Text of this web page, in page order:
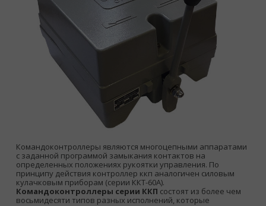
Командоконтроллеры являются многоцепными аппаратами
с заданной программой замыкания контактов на
определенных положениях рукоятки управления. По
принципу действия контроллер ккп аналогичен силовым
кулачковым приборам (серии ККТ-60А).
Командоконтроллеры серии ККП состоят из более чем
восьмидесяти типов разных исполнений, которые